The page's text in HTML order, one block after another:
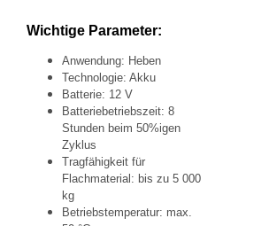
Wichtige Parameter:
Anwendung: Heben
Technologie: Akku
Batterie: 12 V
Batteriebetriebszeit: 8
Stunden beim 50%igen
Zyklus
Tragfähigkeit für
Flachmaterial: bis zu 5 000
kg
Betriebstemperatur: max.